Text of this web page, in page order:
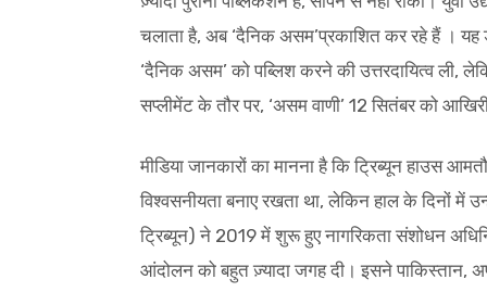
चलाता है, अब ‘दैनिक असम’प्रकाशित कर रहे हैं ।
‘दैनिक असम’ को पब्लिश करने की उत्तरदायित्व ली,
सप्लीमेंट के तौर पर, ‘असम वाणी’ 12 सितंबर को
मीडिया जानकारों का मानना है कि ट्रिब्यून हाउस
विश्वसनीयता बनाए रखता था, लेकिन हाल के दिनों
ट्रिब्यून) ने 2019 में शुरू हुए नागरिकता संशोधन
आंदोलन को बहुत ज़्यादा जगह दी। इसने पाकिस्तान,